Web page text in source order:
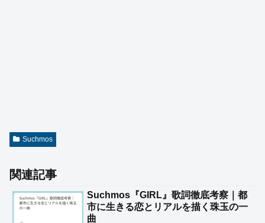
Suchmos
関連記事
Suchmos『GIRL』歌詞徹底考察｜都
市に生きる恋とリアルを描く珠玉の一
曲